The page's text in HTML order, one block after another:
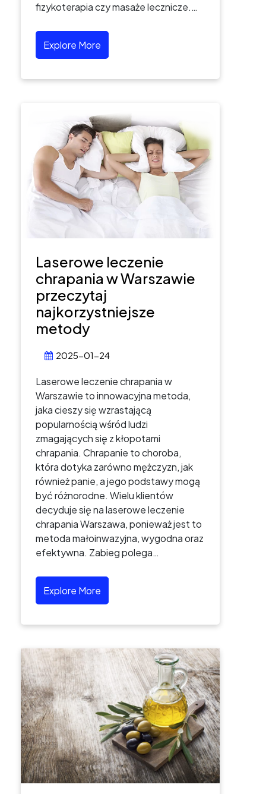
fizykoterapia czy masaże lecznicze.…
Explore More
Laserowe leczenie
chrapania w Warszawie
przeczytaj
najkorzystniejsze
metody
2025-01-24
Laserowe leczenie chrapania w
Warszawie to innowacyjna metoda,
jaka cieszy się wzrastającą
popularnością wśród ludzi
zmagających się z kłopotami
chrapania. Chrapanie to choroba,
która dotyka zarówno mężczyzn, jak
również panie, a jego podstawy mogą
być różnorodne. Wielu klientów
decyduje się na laserowe leczenie
chrapania Warszawa, ponieważ jest to
metoda małoinwazyjna, wygodna oraz
efektywna. Zabieg polega…
Explore More